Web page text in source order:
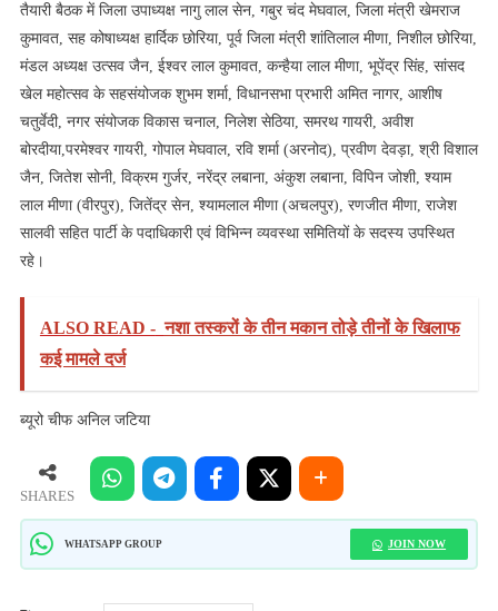
तैयारी बैठक में जिला उपाध्यक्ष नागु लाल सेन, गबुर चंद मेघवाल, जिला मंत्री खेमराज
कुमावत, सह कोषाध्यक्ष हार्दिक छोरिया, पूर्व जिला मंत्री शांतिलाल मीणा, निशील छोरिया,
मंडल अध्यक्ष उत्सव जैन, ईश्वर लाल कुमावत, कन्हैया लाल मीणा, भूपेंद्र सिंह, सांसद
खेल महोत्सव के सहसंयोजक शुभम शर्मा, विधानसभा प्रभारी अमित नागर, आशीष
चतुर्वेदी, नगर संयोजक विकास चनाल, निलेश सेठिया, समरथ गायरी, अवीश
बोरदीया,परमेश्वर गायरी, गोपाल मेघवाल, रवि शर्मा (अरनोद), प्रवीण देवड़ा, श्री विशाल
जैन, जितेश सोनी, विक्रम गुर्जर, नरेंद्र लबाना, अंकुश लबाना, विपिन जोशी, श्याम
लाल मीणा (वीरपुर), जितेंद्र सेन, श्यामलाल मीणा (अचलपुर), रणजीत मीणा, राजेश
सालवी सहित पार्टी के पदाधिकारी एवं विभिन्न व्यवस्था समितियों के सदस्य उपस्थित
रहे।
ALSO READ - नशा तस्करों के तीन मकान तोड़े तीनों के खिलाफ
कई मामले दर्ज
ब्यूरो चीफ अनिल जटिया
SHARES
WHATSAPP GROUP JOIN NOW